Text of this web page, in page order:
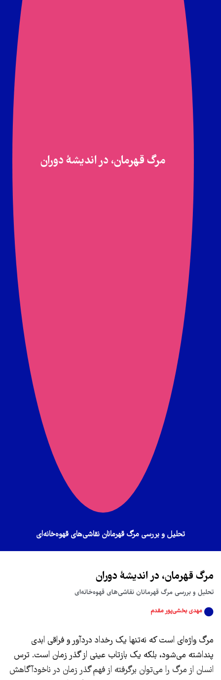
مرگ قهرمان، در اندیشۀ دوران
تحلیل و بررسی مرگ قهرمانان نقاشی‌های قهوه‌خانه‌ای
مرگ قهرمان، در اندیشۀ دوران
تحلیل و بررسی مرگ قهرمانان نقاشی‌های قهوه‌خانه‌ای
مهدی بخشی‌‌پور مقدم
مرگ واژه‌ای است که نه‌تنها یک رخداد درد‌آور و فراقی ابدی
پنداشته می‌شود، بلکه یک بازتاب عینی از گذر زمان است. ترس
انسان از مرگ را می‌توان برگرفته از فهم گذر زمان در ناخودآگاهش